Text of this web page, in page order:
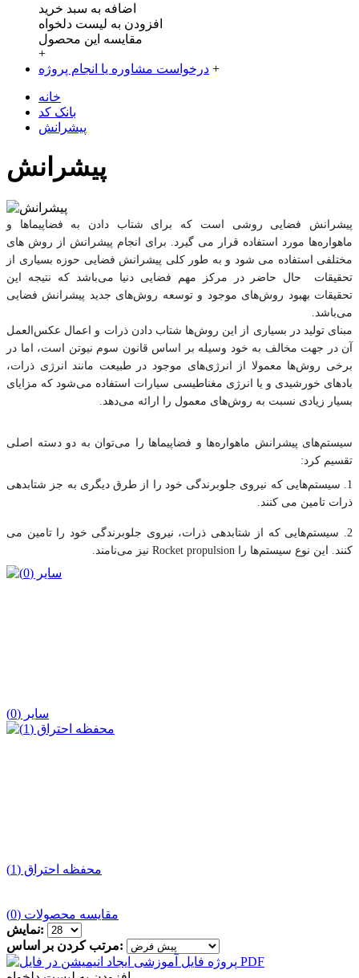
اضافه به سبد خرید
افزودن به لیست دلخواه
مقایسه این محصول
+
درخواست مشاوره یا انجام پروژه +
خانه
بانک کد
پیشرانش
پیشرانش
پیشرانش فضایی
می‌باشد.
بسیار زیادی نسبت به روش‌های معمول را ارائه می‌دهد.
تقسیم کرد:
ذرات تامین می کنند.
کنند. این نوع سیستم‌ها را Rocket propulsion نیز می‌نامند.
سایر (0)
محفظه احتراق (1)
مقایسه محصولات (0)
نمایش:
مرتب کردن بر اساس: